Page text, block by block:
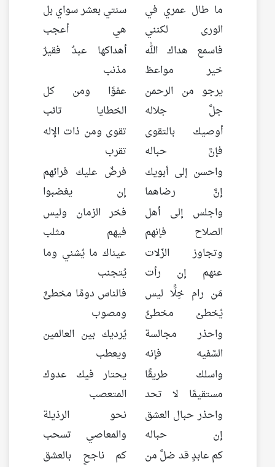
ما طال عمري في
الورى لكنني
سنتي بعشر سواي بل
هي أعجب
فاسمع هداك الله
خير مواعظ
أهداكها عبدٌ فقيرٌ
مذنب
يرجو من الرحمن
جلَّ جلاله
عفوًا ومن كل
الخطايا تائب
أوصيك بالتقوى
فإنَّ حباله
تقوى ومن ذات الإله
تقرب
واحسن إلى أبويك
إنَّ رضاهما
فرضٌ عليك فرائهم
إن يغضبوا
واجلس إلى أهل
الصلاح فإنهم
فخر الزمان وليس
فيهم مثلب
وتجاوز الزّلات
عنهم إن رأت
عيناك ما يُشني وما
يُتجنب
مَن رام خِلًّا ليس
يُخطئ مخطئٌ
فالناس دومًا مخطئٌ
ومصوب
واحذر مجالسة
السَّفيه فإنه
يُرديك بين العالمين
ويعطب
واسلك طريقًا
مستقيمًا لا تحد
يحتار فيك عدوك
المتعصب
واحذر حبال العشق
إن حباله
نحو الرذيلة
والمعاصي تسحب
كم عابدٍ قد ضلَّ من
كم ناجحٍ بالعشق